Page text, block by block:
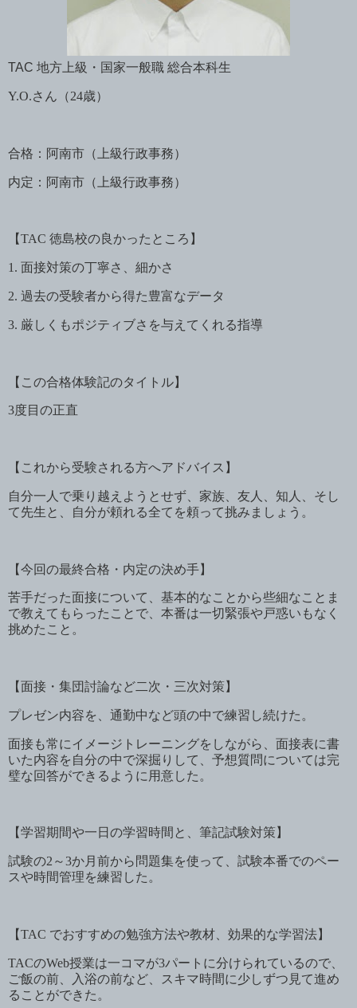
TAC 地方上級・国家一般職 総合本科生
Y.O.さん（24歳）
合格：阿南市（上級行政事務）
内定：阿南市（上級行政事務）
【TAC 徳島校の良かったところ】
1. 面接対策の丁寧さ、細かさ
2. 過去の受験者から得た豊富なデータ
3. 厳しくもポジティブさを与えてくれる指導
【この合格体験記のタイトル】
3度目の正直
【これから受験される方へアドバイス】
自分一人で乗り越えようとせず、家族、友人、知人、そし
て先生と、自分が頼れる全てを頼って挑みましょう。
【今回の最終合格・内定の決め手】
苦手だった面接について、基本的なことから些細なことま
で教えてもらったことで、本番は一切緊張や戸惑いもなく
挑めたこと。
【面接・集団討論など二次・三次対策】
プレゼン内容を、通勤中など頭の中で練習し続けた。
面接も常にイメージトレーニングをしながら、面接表に書
いた内容を自分の中で深掘りして、予想質問については完
璧な回答ができるように用意した。
【学習期間や一日の学習時間と、筆記試験対策】
試験の2 ～3か月前から問題集を使って、試験本番でのペー
スや時間管理を練習した。
【TAC でおすすめの勉強方法や教材、効果的な学習法】
TACのWeb授業は一コマが3パートに分けられているので、
ご飯の前、入浴の前など、スキマ時間に少しずつ見て進め
ることができた。